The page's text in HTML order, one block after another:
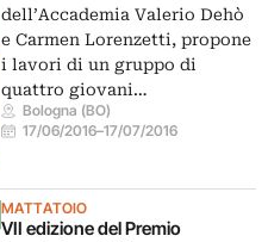
dell’Accademia Valerio Dehò
e Carmen Lorenzetti, propone
i lavori di un gruppo di
quattro giovani…
Bologna (BO)
17/06/2016–17/07/2016
MATTATOIO
VII edizione del Premio